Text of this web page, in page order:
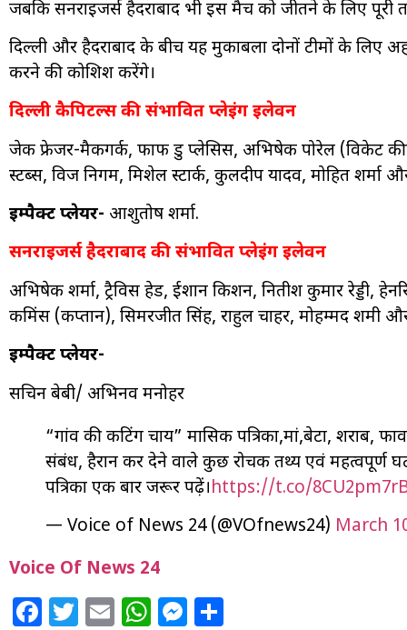
जबकि सनराइजर्स हैदराबाद भी इस मैच को जीतने के लिए पूरी
दिल्ली और हैदराबाद के बीच यह मुकाबला दोनों टीमों के लिए
करने की कोशिश करेंगे।
दिल्ली कैपिटल्स की संभावित प्लेइंग इलेवन
जेक फ्रेजर-मैकगर्क, फाफ डु प्लेसिस, अभिषेक पोरेल (विकेट
स्टब्स, विप्रज निगम, मिशेल स्टार्क, कुलदीप यादव, मोहित
इम्पैक्ट प्लेयर- आशुतोष शर्मा.
सनराइजर्स हैदराबाद की संभावित प्लेइंग इलेवन
अभिषेक शर्मा, ट्रैविस हेड, ईशान किशन, नितीश कुमार रेड्डी,
कमिंस (कप्तान), सिमरजीत सिंह, राहुल चाहर, मोहम्मद शमी
इम्पैक्ट प्लेयर-
सचिन बेबी/ अभिनव मनोहर
“गांव की कटिंग चाय” मासिक पत्रिका,मां,बेटा, शराब,
संबंध, हैरान कर देने वाले कुछ रोचक तथ्य एवं महत्वपूर्ण
पत्रिका एक बार जरूर पढ़ें।https://t.co/
— Voice of News 24 (@VOfnews24) March
Voice Of News 24
Facebook
Twitter
EmailWhatsApp
Messenger